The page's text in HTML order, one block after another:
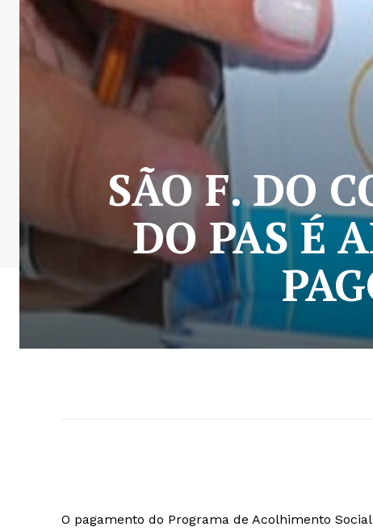
SÃO F. DO
DO PAS É
O pagamento do Programa de Acolhimento